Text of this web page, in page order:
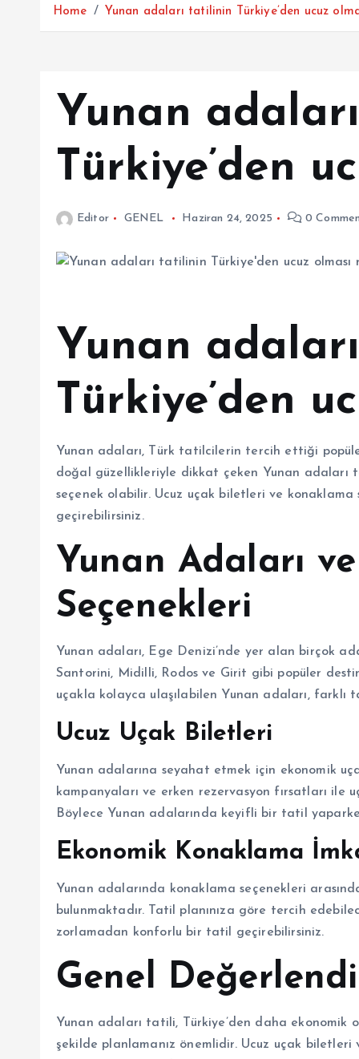
Home Yunan adaları tatilinin Türkiye’den ucuz
Yunan
Türkiye’den
Editor GENEL Haziran 24, 2025 0
Yunan
Türkiye’den
Yunan adaları, Türk tatilcilerin tercih ettiği
doğal güzellikleriyle dikkat çeken Yunan adaları
seçenek olabilir. Ucuz uçak biletleri ve
geçirebilirsiniz.
Yunan Adaları
Seçenekleri
Yunan adaları, Ege Denizi’nde yer alan birçok
Santorini, Midilli, Rodos ve Girit gibi popüler
uçakla kolayca ulaşılabilen Yunan adaları, farklı
Ucuz Uçak Biletleri
Yunan adalarına seyahat etmek için ekonomik
kampanyaları ve erken rezervasyon fırsatları ile
Böylece Yunan adalarında keyifli bir tatil
Ekonomik Konaklama
Yunan adalarında konaklama seçenekleri
bulunmaktadır. Tatil planınıza göre tercih
zorlamadan konforlu bir tatil geçirebilirsiniz.
Genel
Yunan adaları tatili, Türkiye’den daha
şekilde planlamanız önemlidir. Ucuz uçak